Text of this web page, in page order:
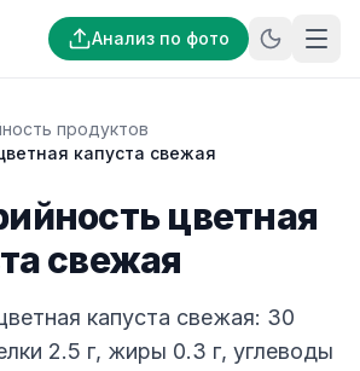
Анализ по фото
продуктов
капуста свежая
цветная
свежая
капуста свежая: 30
2.5 г, жиры 0.3 г, углеводы